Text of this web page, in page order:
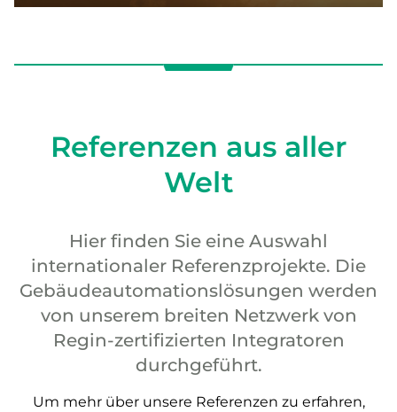
Referenzen aus aller
Welt
Hier finden Sie eine Auswahl
internationaler Referenzprojekte. Die
Gebäudeautomationslösungen werden
von unserem breiten Netzwerk von
Regin-zertifizierten Integratoren
durchgeführt.
Um mehr über unsere Referenzen zu erfahren,